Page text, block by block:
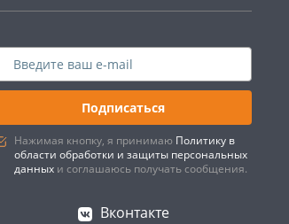
Подписаться
Нажимая кнопку, я принимаю Политику в
области обработки и защиты персональных
данных и соглашаюсь получать сообщения.
Вконтакте